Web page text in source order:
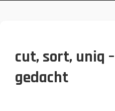
cut, sort, uniq
gedacht